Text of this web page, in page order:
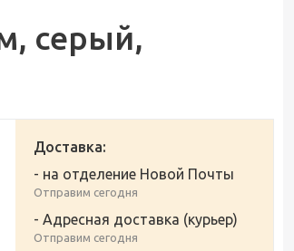
серый,
Доставка:
- на отделение Новой Почты
Отправим сегодня
- Адресная доставка (курьер)
Отправим сегодня